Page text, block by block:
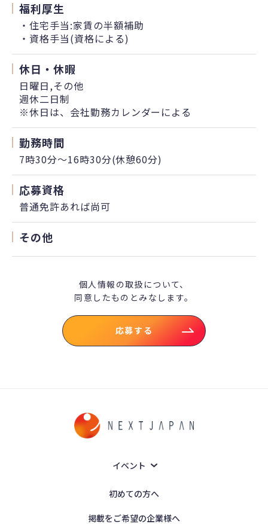
福利厚生
・住宅手当:家賃の半額補助
・資格手当(資格による)
休日・休暇
日曜日,その他
週休二日制
※休日は、会社勤務カレンダーによる
勤務時間
7時30分〜16時30分(休憩60分)
応募資格
普通免許あれば尚可
その他
個人情報の取扱について、
同意したものとみなします。
応募する
イベント
初めての方へ
掲載をご希望の企業様へ